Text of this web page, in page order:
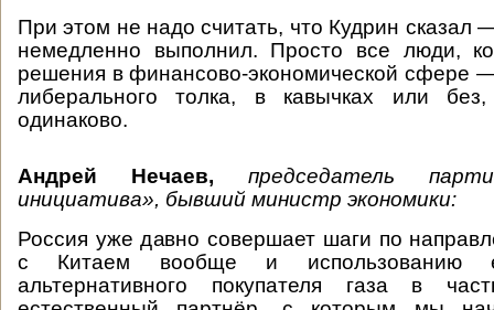
При этом не надо считать, что Кудрин сказал
немедленно выполнил. Просто все люди,
решения в финансово-экономической сфере
либерального толка, в кавычках или
одинаково.
Андрей Нечаев,
председатель
инициатива», бывший министр экономики:
Россия уже давно совершает шаги по
с Китаем вообще и использованию
альтернативного покупателя газа в